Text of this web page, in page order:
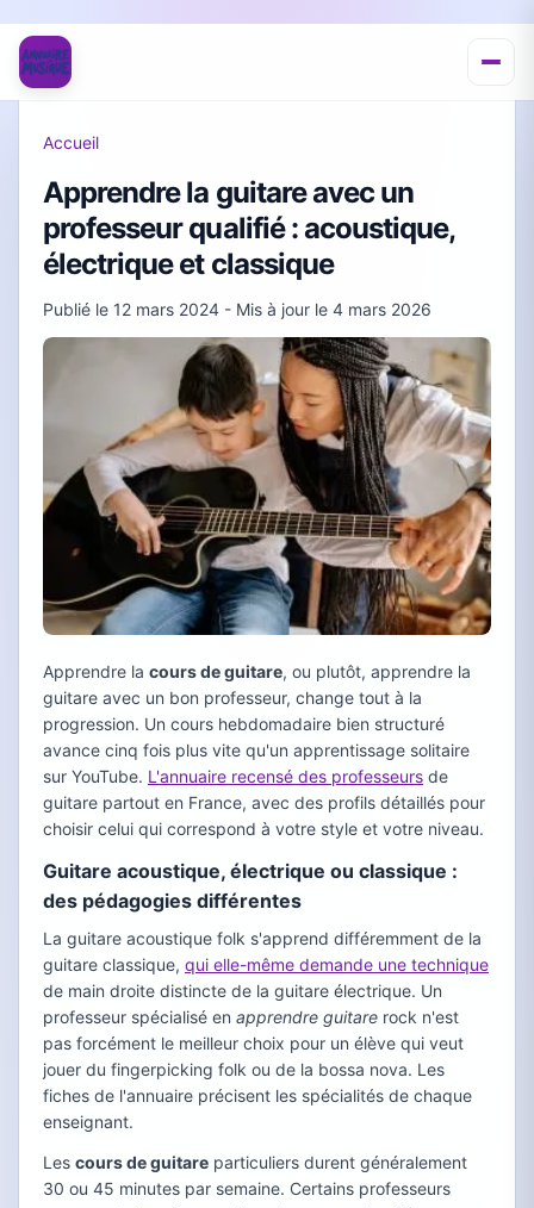
Accueil
Apprendre la guitare avec un
professeur qualifié : acoustique,
électrique et classique
Publié le 12 mars 2024 - Mis à jour le 4 mars 2026
Apprendre la cours de guitare, ou plutôt, apprendre la
guitare avec un bon professeur, change tout à la
progression. Un cours hebdomadaire bien structuré
avance cinq fois plus vite qu'un apprentissage solitaire
sur YouTube. L'annuaire recensé des professeurs de
guitare partout en France, avec des profils détaillés pour
choisir celui qui correspond à votre style et votre niveau.
Guitare acoustique, électrique ou classique :
des pédagogies différentes
La guitare acoustique folk s'apprend différemment de la
guitare classique, qui elle-même demande une technique
de main droite distincte de la guitare électrique. Un
professeur spécialisé en apprendre guitare rock n'est
pas forcément le meilleur choix pour un élève qui veut
jouer du fingerpicking folk ou de la bossa nova. Les
fiches de l'annuaire précisent les spécialités de chaque
enseignant.
Les cours de guitare particuliers durent généralement
30 ou 45 minutes par semaine. Certains professeurs